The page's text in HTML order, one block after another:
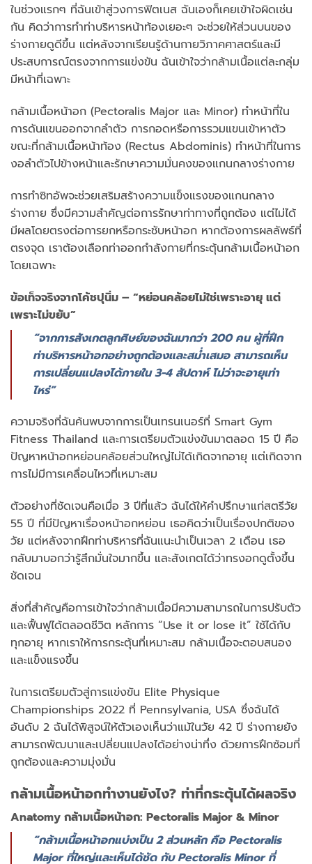
ในช่วงแรกๆ ที่ฉันเข้าสู่วงการฟิตเนส ฉันเองก็เคยเข้าใจผิดเช่น
กัน คิดว่าการทำท่าบริหารหน้าท้องเยอะๆ จะช่วยให้ส่วนบนของ
ร่างกายดูดีขึ้น แต่หลังจากเรียนรู้ด้านกายวิภาคศาสตร์และมี
ประสบการณ์ตรงจากการแข่งขัน ฉันเข้าใจว่ากล้ามเนื้อแต่ละกลุ่ม
มีหน้าที่เฉพาะ
กล้ามเนื้อหน้าอก (Pectoralis Major และ Minor) ทำหน้าที่ใน
การดันแขนออกจากลำตัว การกอดหรือการรวมแขนเข้าหาตัว
ขณะที่กล้ามเนื้อหน้าท้อง (Rectus Abdominis) ทำหน้าที่ในการ
งอลำตัวไปข้างหน้าและรักษาความมั่นคงของแกนกลางร่างกาย
การทำซิทอัพจะช่วยเสริมสร้างความแข็งแรงของแกนกลาง
ร่างกาย ซึ่งมีความสำคัญต่อการรักษาท่าทางที่ถูกต้อง แต่ไม่ได้
มีผลโดยตรงต่อการยกหรือกระชับหน้าอก หากต้องการผลลัพธ์ที่
ตรงจุด เราต้องเลือกท่าออกกำลังกายที่กระตุ้นกล้ามเนื้อหน้าอก
โดยเฉพาะ
ข้อเท็จจริงจากโค้ชปุนิ่ม – “หย่อนคล้อยไม่ใช่เพราะอายุ แต่
เพราะไม่ขยับ”
“จากการสังเกตลูกศิษย์ของฉันมากว่า 200 คน ผู้ที่ฝึก
ท่าบริหารหน้าอกอย่างถูกต้องและสม่ำเสมอ สามารถเห็น
การเปลี่ยนแปลงได้ภายใน 3-4 สัปดาห์ ไม่ว่าจะอายุเท่า
ไหร่”
ความจริงที่ฉันค้นพบจากการเป็นเทรนเนอร์ที่ Smart Gym
Fitness Thailand และการเตรียมตัวแข่งขันมาตลอด 15 ปี คือ
ปัญหาหน้าอกหย่อนคล้อยส่วนใหญ่ไม่ได้เกิดจากอายุ แต่เกิดจาก
การไม่มีการเคลื่อนไหวที่เหมาะสม
ตัวอย่างที่ชัดเจนคือเมื่อ 3 ปีที่แล้ว ฉันได้ให้คำปรึกษาแก่สตรีวัย
55 ปี ที่มีปัญหาเรื่องหน้าอกหย่อน เธอคิดว่าเป็นเรื่องปกติของ
วัย แต่หลังจากฝึกท่าบริหารที่ฉันแนะนำเป็นเวลา 2 เดือน เธอ
กลับมาบอกว่ารู้สึกมั่นใจมากขึ้น และสังเกตได้ว่าทรงอกดูตั้งขึ้น
ชัดเจน
สิ่งที่สำคัญคือการเข้าใจว่ากล้ามเนื้อมีความสามารถในการปรับตัว
และฟื้นฟูได้ตลอดชีวิต หลักการ “Use it or lose it” ใช้ได้กับ
ทุกอายุ หากเราให้การกระตุ้นที่เหมาะสม กล้ามเนื้อจะตอบสนอง
และแข็งแรงขึ้น
ในการเตรียมตัวสู่การแข่งขัน Elite Physique
Championships 2022 ที่ Pennsylvania, USA ซึ่งฉันได้
อันดับ 2 ฉันได้พิสูจน์ให้ตัวเองเห็นว่าแม้ในวัย 42 ปี ร่างกายยัง
สามารถพัฒนาและเปลี่ยนแปลงได้อย่างน่าทึ่ง ด้วยการฝึกซ้อมที่
ถูกต้องและความมุ่งมั่น
กล้ามเนื้อหน้าอกทำงานยังไง? ท่าที่กระตุ้นได้ผลจริง
Anatomy กล้ามเนื้อหน้าอก: Pectoralis Major & Minor
“กล้ามเนื้อหน้าอกแบ่งเป็น 2 ส่วนหลัก คือ Pectoralis
Major ที่ใหญ่และเห็นได้ชัด กับ Pectoralis Minor ที่